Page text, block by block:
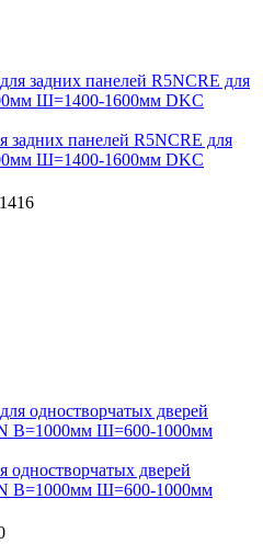
панелей R5NCRE для
Ш=1400-1600мм DKC
дверей
В=1000мм Ш=600-1000мм